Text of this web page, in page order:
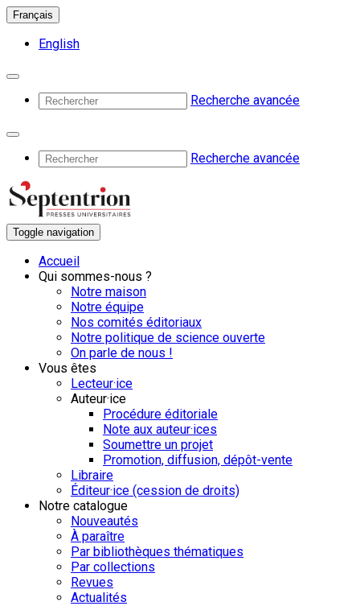
Français
English
Recherche avancée
Recherche avancée
Toggle navigation
Accueil
Qui sommes-nous ?
Notre maison
Notre équipe
Nos comités éditoriaux
Notre politique de science ouverte
On parle de nous !
Vous êtes
Lecteur·ice
Auteur·ice
Procédure éditoriale
Note aux auteur·ices
Soumettre un projet
Promotion, diffusion, dépôt-vente
Libraire
Éditeur·ice (cession de droits)
Notre catalogue
Nouveautés
À paraître
Par bibliothèques thématiques
Par collections
Revues
Actualités